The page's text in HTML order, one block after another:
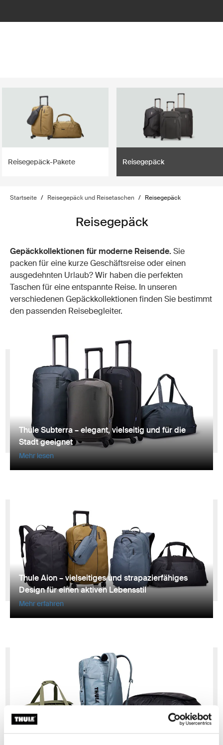
Reisegepäck-Pakete Reisegepäck
Startseite / Reisegepäck und Reisetaschen / Reisegepäck
Reisegepäck
Gepäckkollektionen für moderne Reisende.Sie
packen für eine kurze Geschäftsreise oder einen
ausgedehnten Urlaub? Wir haben die perfekten
Taschen für eine entspannte Reise. In unseren
verschiedenen Gepäckkollektionen finden Sie bestimmt
den passenden Reisebegleiter.
Thule Subterra – elegant, vielseitig und für die
Stadt geeignet
Mehr lesen
Thule Aion – vielseitiges und strapazierfähiges
Design für einen aktiven Lebensstil
Mehr erfahren